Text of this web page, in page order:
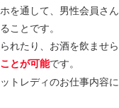
を通して、男性会員さん
ことです。
れたり、お酒を飲ませら
とが可能です。
トレディのお仕事内容に